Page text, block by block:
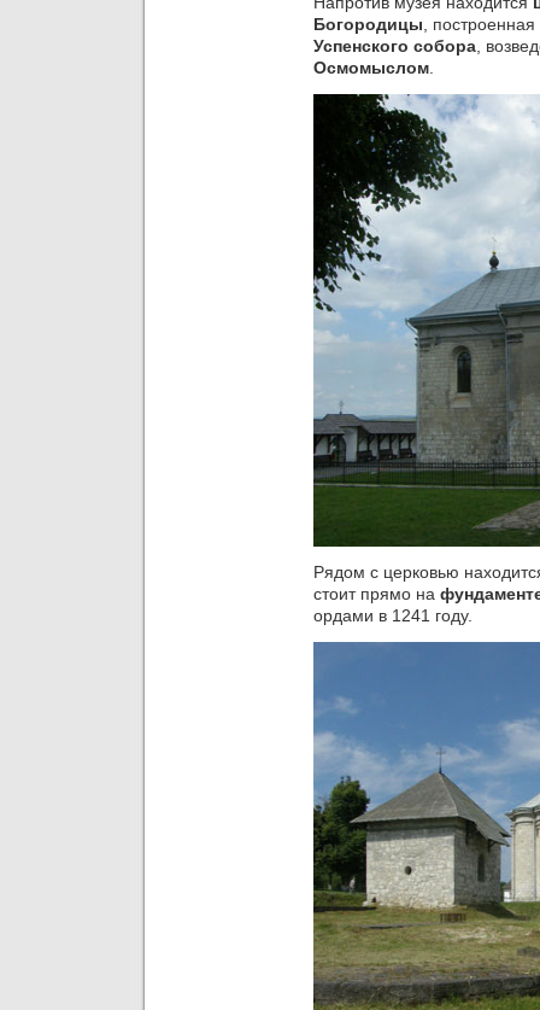
Богородицы, построенная
Успенского собора,
Осмомыслом.
Рядом с церковью
стоит прямо на
ордами в 1241 году.